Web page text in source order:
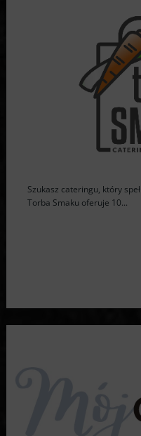
Szukasz cateringu, który
Torba Smaku oferuje 10...